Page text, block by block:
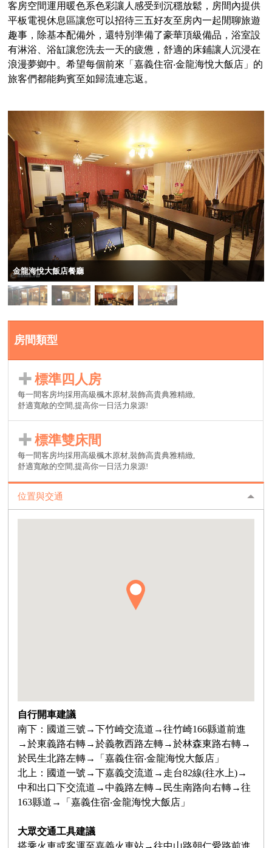
客房空間運用暖色系色彩讓人感受到沉穩放鬆，房間內提供
平板電視休息區讓您可以招待三五好友至房內一起閒聊旅遊
趣事，除基本配備外，還特別準備了豪華頂級備品，浴室設
有淋浴、浴缸讓您洗去一天的疲憊，舒適的床鋪讓人沉浸在
浪漫夢鄉中。希望每個前來「嘉義住宿‧金龍海悅大飯店」的
旅客們都能夠賓至如歸流連忘返。
金龍海悅大飯店餐廳
房間類型
標準四人房
每一間客房均採用高級楓木原材,裝飾高貴典雅精緻,
舒適寬敞的空間,提高你一日活力泉源!
標準雙床間
每一間客房均採用高級楓木原材,裝飾高貴典雅精緻,
舒適寬敞的空間,提高你一日活力泉源!
位置與交通
自行開車建議
南下：國道三號→下竹崎交流道→往竹崎166縣道前進
→於東義路右轉→於義教西路左轉→於林森東路右轉→
於民生北路左轉→「嘉義住宿‧金龍海悅大飯店」
北上：國道一號→下嘉義交流道→走台82線(往水上)→
中和出口下交流道→中義路左轉→民生南路向右轉→往
163縣道→「嘉義住宿‧金龍海悅大飯店」
大眾交通工具建議